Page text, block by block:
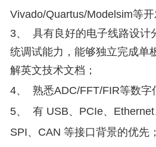
Vivado/Quartus/Modelsim等开
3、 具有良好的电子线路设计
统调试能力，能够独立完成单
解英文技术文档；
4、 熟悉ADC/FFT/FIR等数字
5、 有 USB、 PCIe、 Ethernet
SPI、 CAN 等接口背景的优先；